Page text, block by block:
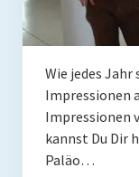
Wie jedes
Impressionen
Impressionen
kannst Du Dir
Paläo…